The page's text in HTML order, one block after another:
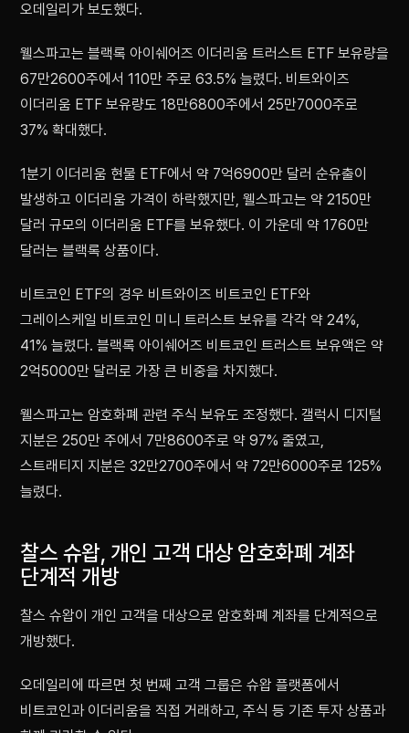
오데일리가 보도했다.
웰스파고는 블랙록 아이쉐어즈 이더리움 트러스트 ETF 보유량을
67만2600주에서 110만 주로 63.5% 늘렸다. 비트와이즈
이더리움 ETF 보유량도 18만6800주에서 25만7000주로
37% 확대했다.
1분기 이더리움 현물 ETF에서 약 7억6900만 달러 순유출이
발생하고 이더리움 가격이 하락했지만, 웰스파고는 약 2150만
달러 규모의 이더리움 ETF를 보유했다. 이 가운데 약 1760만
달러는 블랙록 상품이다.
비트코인 ETF의 경우 비트와이즈 비트코인 ETF와
그레이스케일 비트코인 미니 트러스트 보유를 각각 약 24%,
41% 늘렸다. 블랙록 아이쉐어즈 비트코인 트러스트 보유액은 약
2억5000만 달러로 가장 큰 비중을 차지했다.
웰스파고는 암호화폐 관련 주식 보유도 조정했다. 갤럭시 디지털
지분은 250만 주에서 7만8600주로 약 97% 줄였고,
스트래티지 지분은 32만2700주에서 약 72만6000주로 125%
늘렸다.
찰스 슈왑, 개인 고객 대상 암호화폐 계좌
단계적 개방
찰스 슈왑이 개인 고객을 대상으로 암호화폐 계좌를 단계적으로
개방했다.
오데일리에 따르면 첫 번째 고객 그룹은 슈왑 플랫폼에서
비트코인과 이더리움을 직접 거래하고, 주식 등 기존 투자 상품과